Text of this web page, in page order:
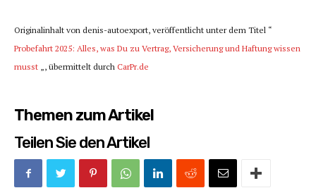
Originalinhalt von denis-autoexport, veröffentlicht unter dem Titel “
Probefahrt 2025: Alles, was Du zu Vertrag, Versicherung und Haftung wissen
musst „, übermittelt durch CarPr.de
Themen zum Artikel
Teilen Sie den Artikel